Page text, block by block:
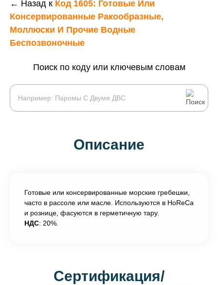
← Назад к Код 1605: Готовые Или
Консервированные Ракообразные,
Моллюски И Прочие Водные
Беспозвоночные
Поиск по коду или ключевым словам
Описание
Готовые или консервированные морские гребешки,
часто в рассоле или масле. Используются в HoReCa
и рознице, фасуются в герметичную тару.
НДС: 20%.
Сертификация/